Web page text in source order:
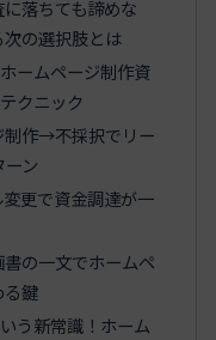
落ちても諦めな
の選択肢とは
ームページ制作資
クニック
制作→不採択でリー
ン
更で資金調達が一
の一文でホームペ
鍵
う新常識！ホーム